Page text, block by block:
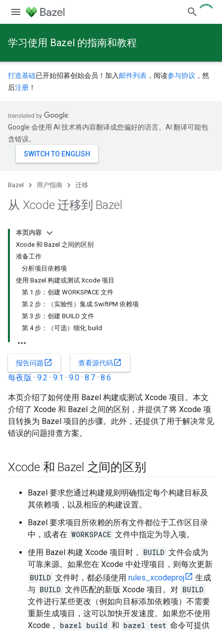
学习使用 Bazel 的指南和教程
打造基础已开始招募创始会员！加入 邮件列表 ，阅读参与协议 ，然
后注册 ！
Google 会使用 AI 技术将内容翻译成您偏好的语言。AI 翻译可能包
含错误。
Bazel 用户指南 迁移
从 Xcode 迁移到 Bazel
本页内容
Xcode 和 Bazel 之间的区别
准备工作
分析项目依赖项
使用 Bazel 构建或测试 Xcode 项目
第 1 步：创建 WORKSPACE 文件
第 2 步：（实验性）集成 SwiftPM 依赖项
第 3 步：创建 BUILD 文件
第 4 步：（可选）细化 build
报告问题open_in_new 查看源代码open_in_new
每夜版 · 9.2 · 9.1 · 9.0 · 8.7 · 8.6
本页介绍了如何使用 Bazel 构建或测试 Xcode 项目。本文
介绍了 Xcode 和 Bazel 之间的区别，并提供了将 Xcode 项
目转换为 Bazel 项目的步骤。此外，还提供了用于解决常见
错误的问题排查方案。
Xcode 和 Bazel 之间的区别
Bazel 要求您通过构建规则明确指定每个构建目标及
其依赖项，以及相应的构建设置。
Bazel 要求项目所依赖的所有文件都位于工作区目录
中，或者在 WORKSPACE 文件中指定为导入项。
使用 Bazel 构建 Xcode 项目时，
BUILD 文件会成为
可靠来源。如果您在 Xcode 中处理项目，则每次更新
BUILD 文件时，都必须使用 rules_xcodeproj
生成
与 BUILD 文件匹配的新版 Xcode 项目。对 BUILD
文件进行某些更改（例如向目标添加依赖项）不需要
重新生成项目，这可以加快开发速度。如果您不使用
Xcode，
bazel build 和 bazel test 命令可提供